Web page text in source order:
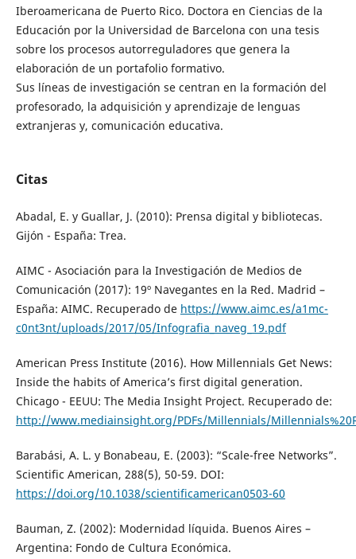
Iberoamericana de Puerto Rico. Doctora en Ciencias de la
Educación por la Universidad de Barcelona con una tesis
sobre los procesos autorreguladores que genera la
elaboración de un portafolio formativo.
Sus líneas de investigación se centran en la formación del
profesorado, la adquisición y aprendizaje de lenguas
extranjeras y, comunicación educativa.
Citas
Abadal, E. y Guallar, J. (2010): Prensa digital y bibliotecas.
Gijón - España: Trea.
AIMC - Asociación para la Investigación de Medios de
Comunicación (2017): 19º Navegantes en la Red. Madrid –
España: AIMC. Recuperado de https://www.aimc.es/a1mc-
c0nt3nt/uploads/2017/05/Infografia_naveg_19.pdf
American Press Institute (2016). How Millennials Get News:
Inside the habits of America’s first digital generation.
Chicago - EEUU: The Media Insight Project. Recuperado de:
http://www.mediainsight.org/PDFs/Millennials/
Barabási, A. L. y Bonabeau, E. (2003): “Scale-free Networks”.
Scientific American, 288(5), 50-59. DOI:
https://doi.org/10.1038/scientificamerican0503-60
Bauman, Z. (2002): Modernidad líquida. Buenos Aires –
Argentina: Fondo de Cultura Económica.